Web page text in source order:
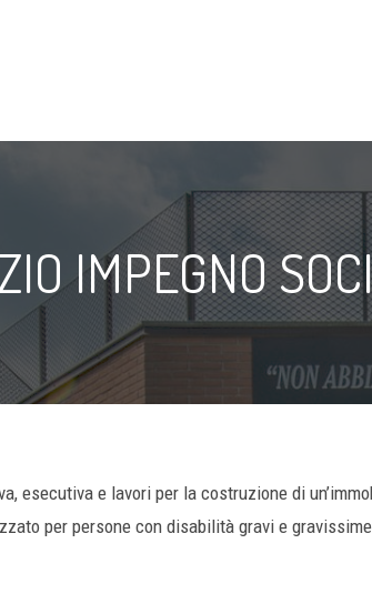
IMPEGNO
esecutiva e lavori per la costruzione di
per persone con disabilità gravi e